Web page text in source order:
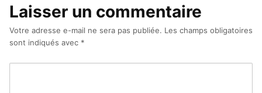
Laisser un commentaire
Votre adresse e-mail ne sera pas publiée. Les champs obligatoires
sont indiqués avec *